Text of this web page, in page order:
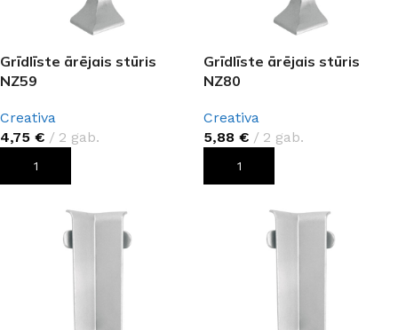
Grīdlīste ārējais stūris
NZ59
Creativa
4,75 € 2 gab.
PIEVIENOT GROZAM
Grīdlīste ārējais stūris
NZ80
Creativa
5,88 € 2 gab.
PIEVIENOT GROZAM